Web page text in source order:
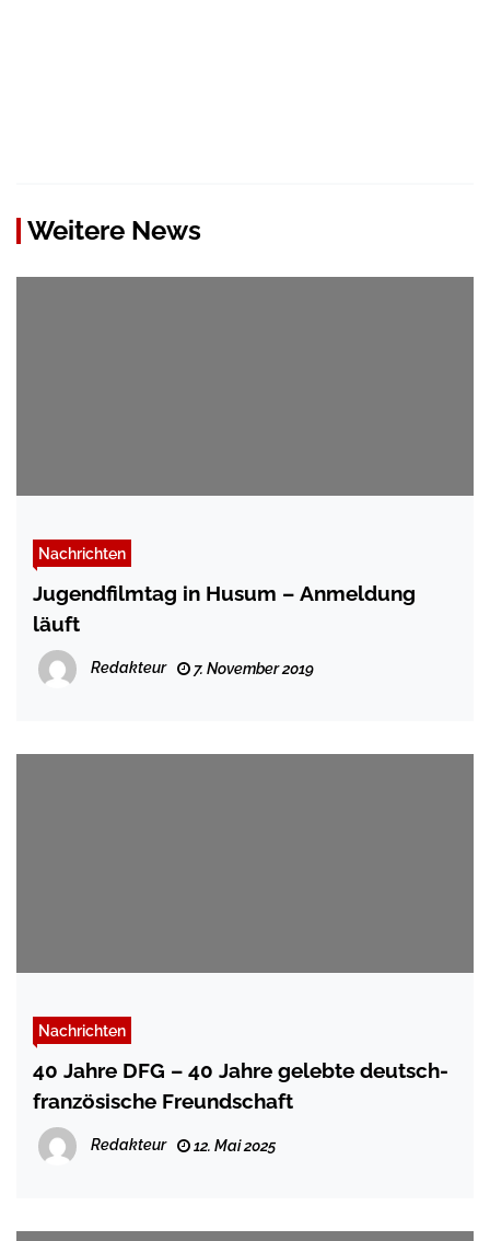
Weitere News
Nachrichten
Jugendfilmtag in Husum – Anmeldung
läuft
Redakteur 7. November 2019
Nachrichten
40 Jahre DFG – 40 Jahre gelebte deutsch-
französische Freundschaft
Redakteur 12. Mai 2025